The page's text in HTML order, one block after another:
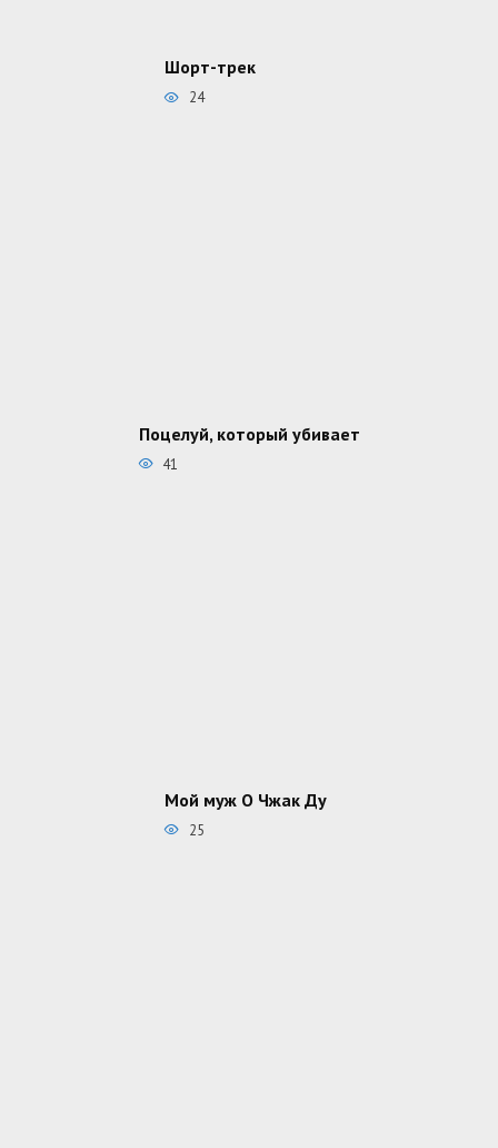
Шорт-трек
24
Поцелуй, который убивает
41
Мой муж О Чжак Ду
25